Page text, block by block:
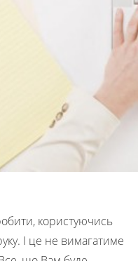
користуючись
І це не вимагатиме